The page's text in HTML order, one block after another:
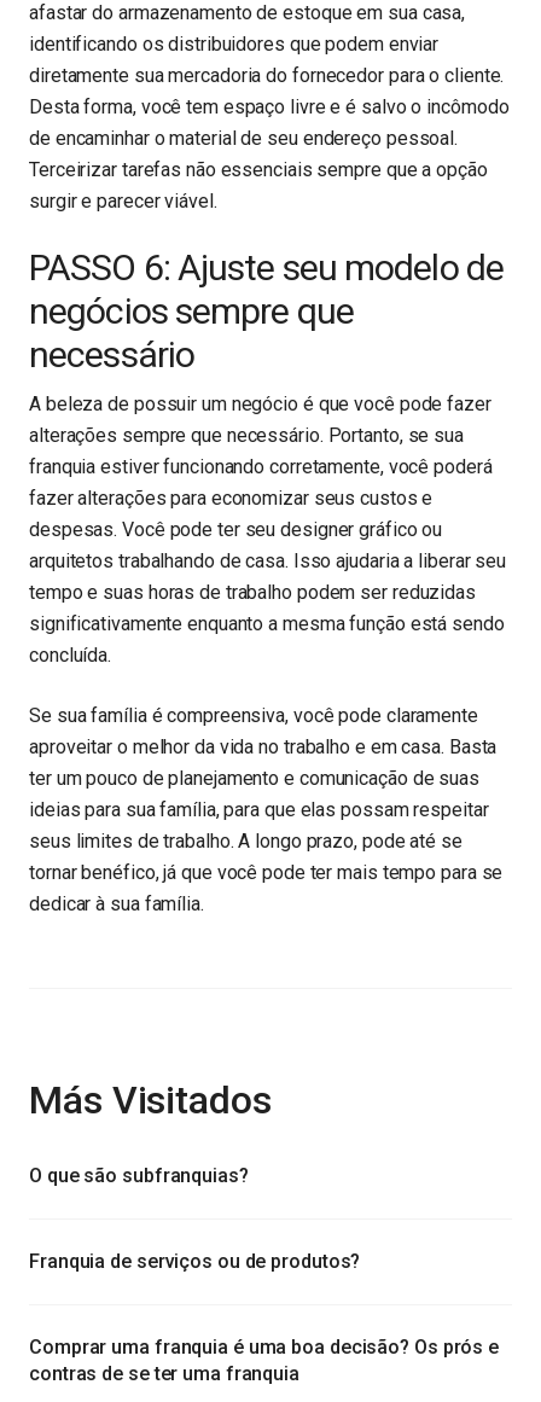
afastar do armazenamento de estoque em sua casa,
identificando os distribuidores que podem enviar
diretamente sua mercadoria do fornecedor para o cliente.
Desta forma, você tem espaço livre e é salvo o incômodo
de encaminhar o material de seu endereço pessoal.
Terceirizar tarefas não essenciais sempre que a opção
surgir e parecer viável.
PASSO 6: Ajuste seu modelo de
negócios sempre que
necessário
A beleza de possuir um negócio é que você pode fazer
alterações sempre que necessário. Portanto, se sua
franquia estiver funcionando corretamente, você poderá
fazer alterações para economizar seus custos e
despesas. Você pode ter seu designer gráfico ou
arquitetos trabalhando de casa. Isso ajudaria a liberar seu
tempo e suas horas de trabalho podem ser reduzidas
significativamente enquanto a mesma função está sendo
concluída.
Se sua família é compreensiva, você pode claramente
aproveitar o melhor da vida no trabalho e em casa. Basta
ter um pouco de planejamento e comunicação de suas
ideias para sua família, para que elas possam respeitar
seus limites de trabalho. A longo prazo, pode até se
tornar benéfico, já que você pode ter mais tempo para se
dedicar à sua família.
Más Visitados
O que são subfranquias?
Franquia de serviços ou de produtos?
Comprar uma franquia é uma boa decisão? Os prós e
contras de se ter uma franquia